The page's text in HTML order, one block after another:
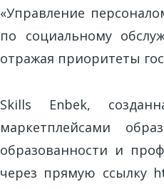
«Управление
по социальному
отражая приоритеты
Skills Enbek,
маркетплейсами
образованности и
через прямую ссылку